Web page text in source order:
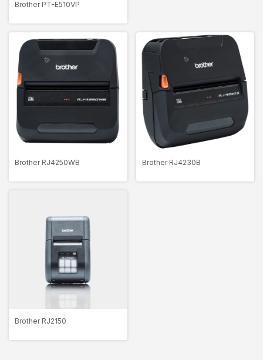
Brother PT-E510VP
Brother RJ4250WB Brother RJ4230B
Brother RJ2150